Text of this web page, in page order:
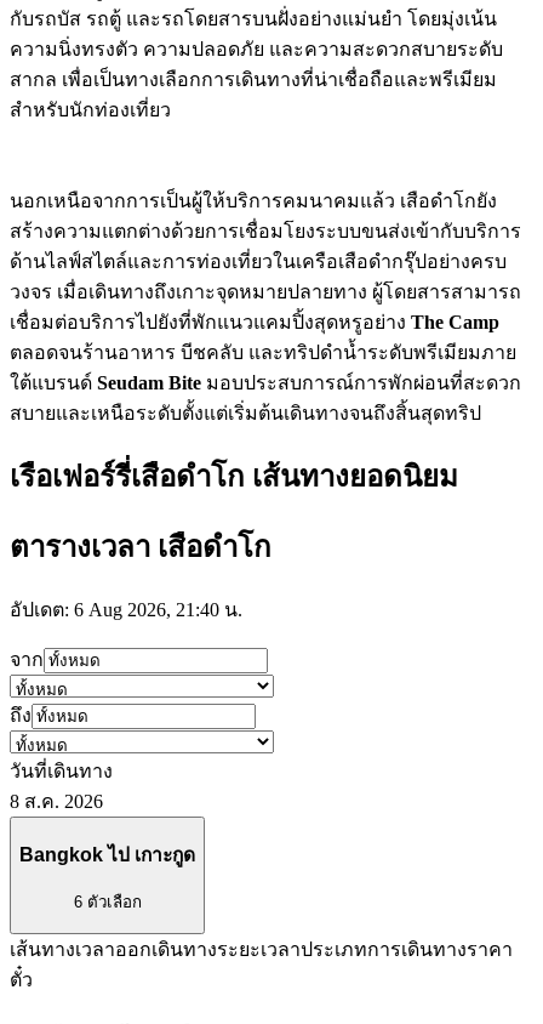
กับรถบัส รถตู้ และรถโดยสารบนฝั่งอย่างแม่นยำ โดยมุ่งเน้น
ความนิ่งทรงตัว ความปลอดภัย และความสะดวกสบายระดับ
สากล เพื่อเป็นทางเลือกการเดินทางที่น่าเชื่อถือและพรีเมียม
สำหรับนักท่องเที่ยว
นอกเหนือจากการเป็นผู้ให้บริการคมนาคมแล้ว เสือดำโกยัง
สร้างความแตกต่างด้วยการเชื่อมโยงระบบขนส่งเข้ากับบริการ
ด้านไลฟ์สไตล์และการท่องเที่ยวในเครือเสือดำกรุ๊ปอย่างครบ
วงจร เมื่อเดินทางถึงเกาะจุดหมายปลายทาง ผู้โดยสารสามารถ
เชื่อมต่อบริการไปยังที่พักแนวแคมปิ้งสุดหรูอย่าง The Camp
ตลอดจนร้านอาหาร บีชคลับ และทริปดำน้ำระดับพรีเมียมภาย
ใต้แบรนด์ Seudam Bite มอบประสบการณ์การพักผ่อนที่สะดวก
สบายและเหนือระดับตั้งแต่เริ่มต้นเดินทางจนถึงสิ้นสุดทริป
เรือเฟอร์รี่เสือดำโก เส้นทางยอดนิยม
ตารางเวลา เสือดำโก
อัปเดต: 6 Aug 2026, 21:40 น.
จาก
ถึง
วันที่เดินทาง
8 ส.ค. 2026
Bangkokไป เกาะกูด
6 ตัวเลือก
เส้นทางเวลาออกเดินทางระยะเวลาประเภทการเดินทางราคา
ตั๋ว